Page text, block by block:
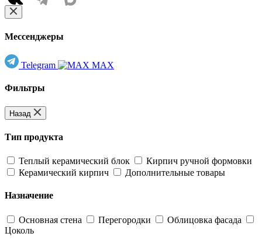
Мессенджеры
Telegram MAX
Фильтры
Назад
Тип продукта
Теплый керамический блок
Кирпич ручной формовки
Керамический кирпич
Дополнительные товары
Назначение
Основная стена Перегородки
Облицовка фасада
Цоколь